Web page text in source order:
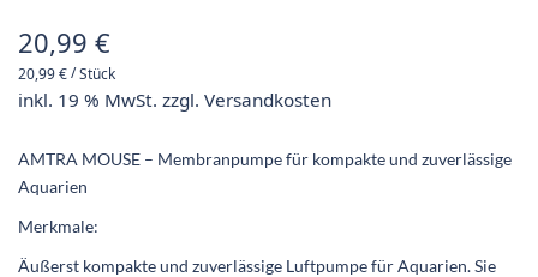
20,99€
20,99€/Stück
inkl. 19 % MwSt. zzgl.Versandkosten
AMTRA MOUSE – Membranpumpe für kompakte und zuverlässige
Aquarien
Merkmale:
Äußerst kompakte und zuverlässige Luftpumpe für Aquarien. Sie